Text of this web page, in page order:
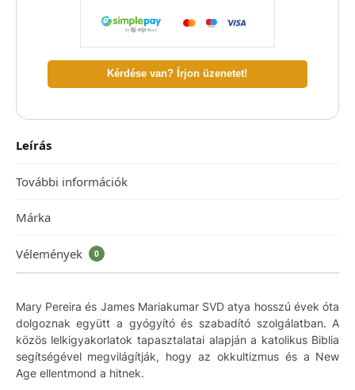
Kérdése van? Írjon üzenetet!
Leírás
További információk
Márka
Vélemények 0
Mary Pereira és James Mariakumar SVD atya hosszú évek óta
dolgoznak együtt a gyógyító és szabadító szolgálatban. A
közös lelkigyakorlatok tapasztalatai alapján a katolikus Biblia
segítségével megvilágítják, hogy az okkultizmus és a New
Age ellentmond a hitnek.